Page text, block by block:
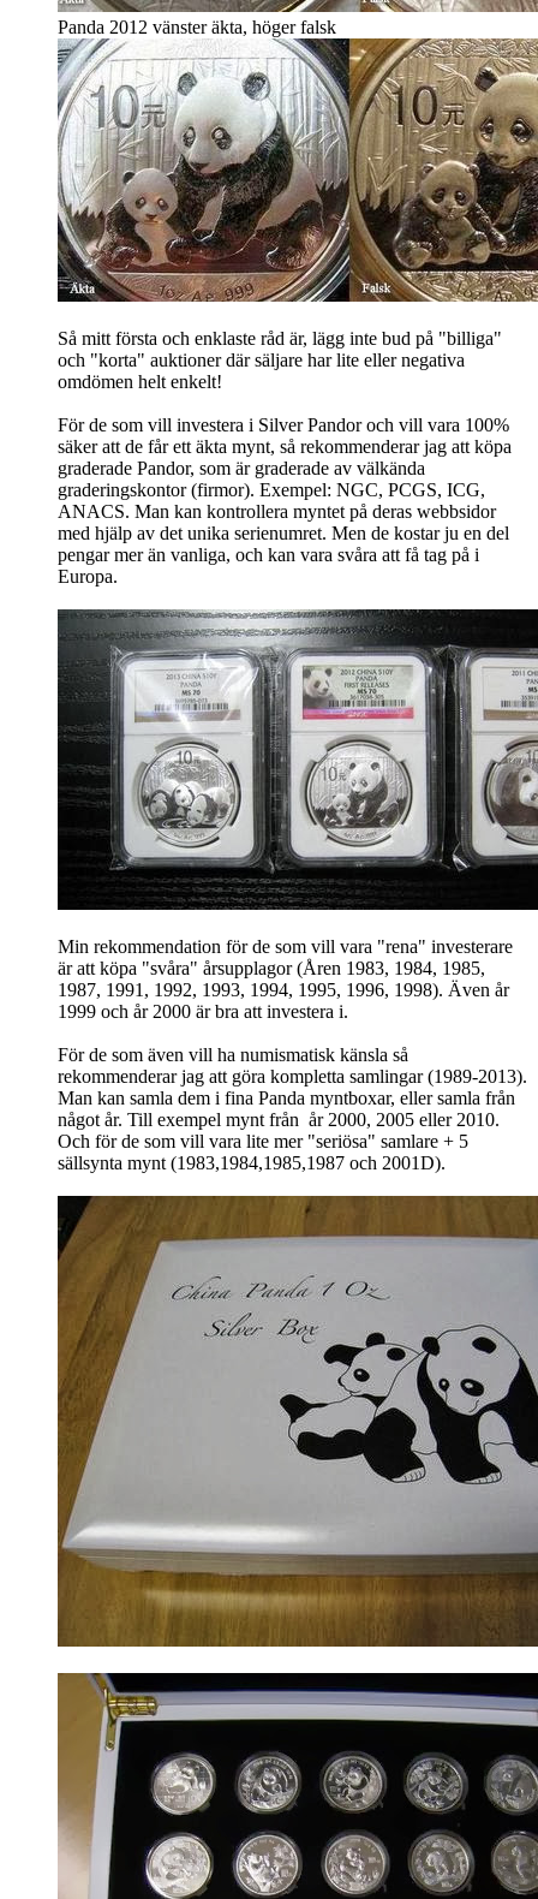
Panda 2012 vänster äkta, höger falsk
Så mitt första och enklaste råd är, lägg inte bud på "billiga"
och "korta" auktioner där säljare har lite eller negativa
omdömen helt enkelt!
För de som vill investera i Silver Pandor och vill vara 100%
säker att de får ett äkta mynt, så rekommenderar jag att köpa
graderade Pandor, som är graderade av välkända
graderingskontor (firmor). Exempel: NGC, PCGS, ICG,
ANACS. Man kan kontrollera myntet på deras webbsidor
med hjälp av det unika serienumret. Men de kostar ju en del
pengar mer än vanliga, och kan vara svåra att få tag på i
Europa.
Min rekommendation för de som vill vara "rena" investerare
är att köpa "svåra" årsupplagor (Åren 1983, 1984, 1985,
1987, 1991, 1992, 1993, 1994, 1995, 1996, 1998). Även år
1999 och år 2000 är bra att investera i.
För de som även vill ha numismatisk känsla så
rekommenderar jag att göra kompletta samlingar (1989-2013).
Man kan samla dem i fina Panda myntboxar, eller samla från
något år. Till exempel mynt från år 2000, 2005 eller 2010.
Och för de som vill vara lite mer "seriösa" samlare + 5
sällsynta mynt (1983,1984,1985,1987 och 2001D).